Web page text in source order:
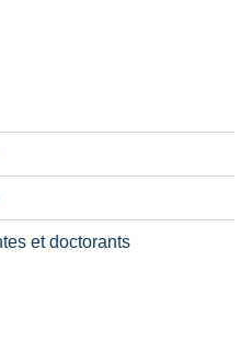
et doctorants